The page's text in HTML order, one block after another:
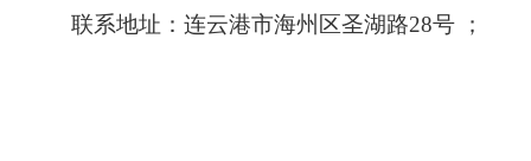
联系地址：连云港市海州区圣湖路28号 ；